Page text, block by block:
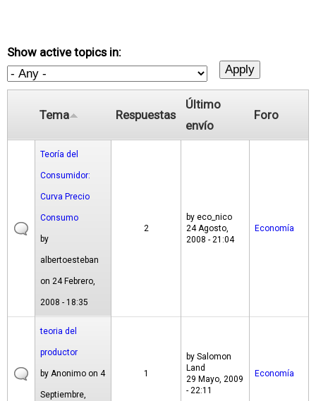
Show active topics in:
Tema Respuestas
Último
envío
Foro
Teoría del
Consumidor:
Curva Precio
Consumo
by
albertoesteban
on 24 Febrero,
2008 - 18:35
2
by eco_nico
24 Agosto,
2008 - 21:04
Economía
teoria del
productor
by Anonimo on 4
Septiembre,
1
by Salomon
Land
29 Mayo, 2009
- 22:11
Economía